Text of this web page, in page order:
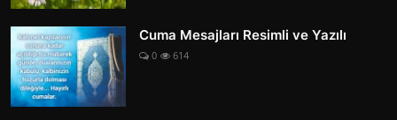
Cuma Mesajları Resimli ve Yazılı
0 614